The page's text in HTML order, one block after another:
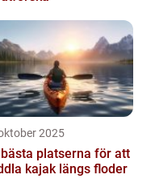
2025
bästa platserna för att
kajak längs floder